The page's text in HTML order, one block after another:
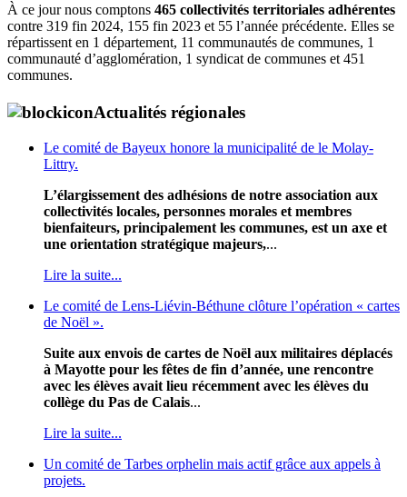
À ce jour nous comptons 465 collectivités territoriales adhérentes
contre 319 fin 2024, 155 fin 2023 et 55 l’année précédente. Elles se
répartissent en 1 département, 11 communautés de communes, 1
communauté d’agglomération, 1 syndicat de communes et 451
communes.
Actualités régionales
Le comité de Bayeux honore la municipalité de le Molay-
Littry.
L’élargissement des adhésions de notre association aux
collectivités locales, personnes morales et membres
bienfaiteurs, principalement les communes, est un axe et
une orientation stratégique majeurs,...
Lire la suite...
Le comité de Lens-Liévin-Béthune clôture l’opération « cartes
de Noël ».
Suite aux envois de cartes de Noël aux militaires déplacés
à Mayotte pour les fêtes de fin d’année, une rencontre
avec les élèves avait lieu récemment avec les élèves du
collège du Pas de Calais...
Lire la suite...
Un comité de Tarbes orphelin mais actif grâce aux appels à
projets.